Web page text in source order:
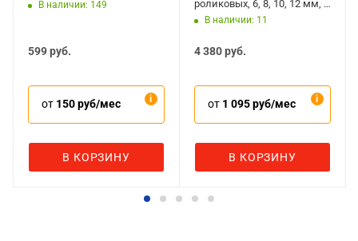
В наличии: 149
599руб.
от 150 руб/мес
В КОРЗИНУ
роликовых, 6, 8, 10, 12 мм, 4
предмета
В наличии: 11
4 380руб.
от 1 095 руб/мес
В КОРЗИНУ